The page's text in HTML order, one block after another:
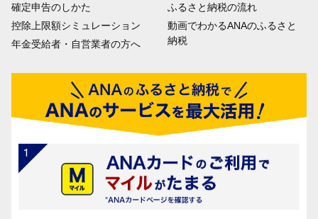
確定申告のしかた
控除上限額シミュレーション
年金受給者・自営業者の方へ
ふるさと納税の流れ
動画でわかるANAのふるさと
納税